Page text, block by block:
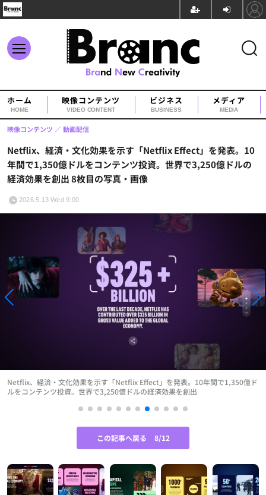
ホーム
HOME
映像コンテンツ
VIDEO CONTENT
ビジネス
BUSINESS
メディア
MEDIA
Netflix、経済・文化効果を示す「Netflix Effect」を発表。10
年間で1,350億ドルをコンテンツ投資。世界で3,250億ドルの
経済効果を創出 8枚目の写真・画像
映像コンテンツ 動画配信
2026.5.13 Wed 9:00
Netflix、経済・文化効果を示す「Netflix Effect」を発表。10年間で1,350億ド
ルをコンテンツ投資。世界で3,250億ドルの経済効果を創出
この記事へ戻る 8/12